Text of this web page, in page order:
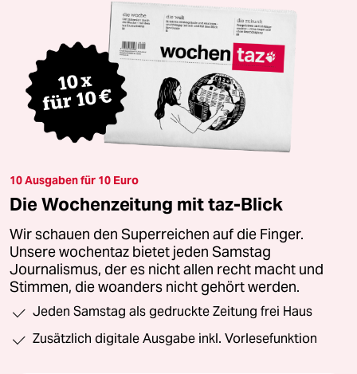
10 Ausgaben für 10 Euro
Die Wochenzeitung mit taz-Blick
Wir schauen den Superreichen auf die Finger.
Unsere wochentaz bietet jeden Samstag
Journalismus, der es nicht allen recht macht und
Stimmen, die woanders nicht gehört werden.
Jeden Samstag als gedruckte Zeitung frei Haus
Zusätzlich digitale Ausgabe inkl. Vorlesefunktion